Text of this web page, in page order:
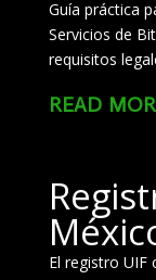
Guía práctica
Servicios de
requisitos
read
El registro